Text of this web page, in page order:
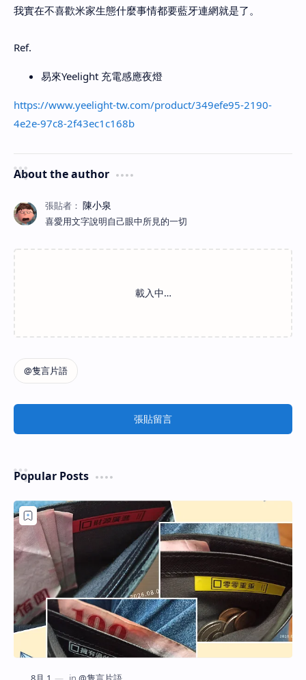
我實在不喜歡米家生態什麼事情都要藍牙連網就是了。
Ref.
易來Yeelight 充電感應夜燈
https://www.yeelight-tw.com/product/349efe95-2190-
4e2e-97c8-2f43ec1c168b
About the author
喜愛用文字說明自己眼中所見的一切
張貼留言
Popular Posts